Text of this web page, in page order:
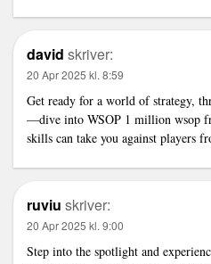
david skriver:
20 Apr 2025 kl. 8:59
Get ready for a world of strategy,
—dive into WSOP 1 million wsop
skills can take you against players
ruviu skriver:
20 Apr 2025 kl. 9:00
Step into the spotlight and